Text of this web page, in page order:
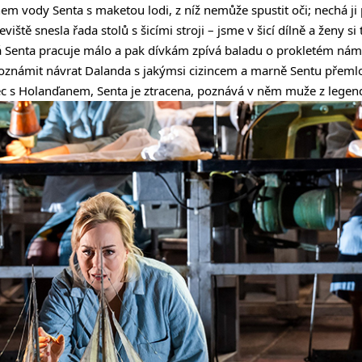
vody Senta s maketou lodi, z níž nemůže spustit oči; nechá ji
snesla řada stolů s šicími stroji – jsme v šicí dílně a ženy
Senta pracuje málo a pak dívkám zpívá baladu o prokletém
návrat Dalanda s jakýmsi cizincem a marně Sentu
s Holanďanem, Senta je ztracena, poznává v něm muže z